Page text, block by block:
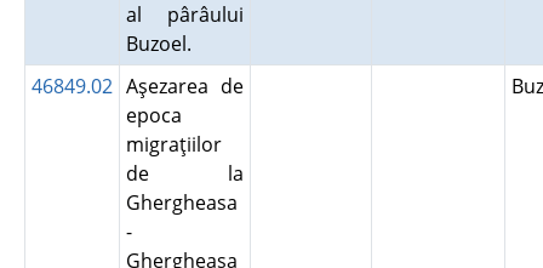
al pârâului
Buzoel.
46849.02 Aşezarea de
epoca
migraţiilor
de la
Ghergheasa
-
Ghergheasa